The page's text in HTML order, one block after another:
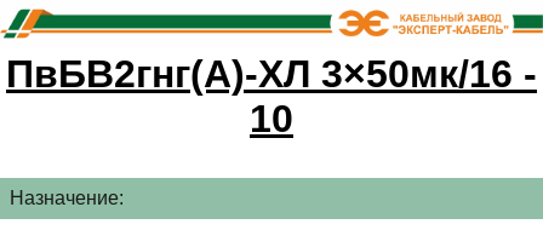
ПвБВ2гнг(А)-ХЛ 3×50мк/16 -
10
Назначение: